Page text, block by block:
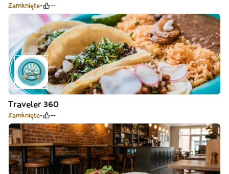
Zamknięte --
Traveler 360
Zamknięte --